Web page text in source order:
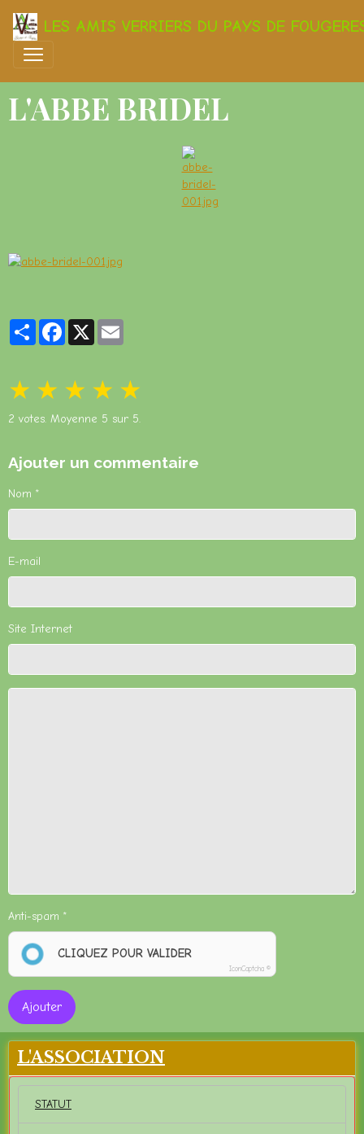
LES AMIS VERRIERS DU PAYS DE
L'ABBE BRIDEL
PartagerFacebook
X
★ ★ ★ ★ ★
2 votes. Moyenne 5 sur 5.
Ajouter un commentaire
Nom
E-mail
Site Internet
Anti-spam
CLIQUEZ POUR VALIDER
IconCaptcha ©
Ajouter
L'ASSOCIATION
STATUT